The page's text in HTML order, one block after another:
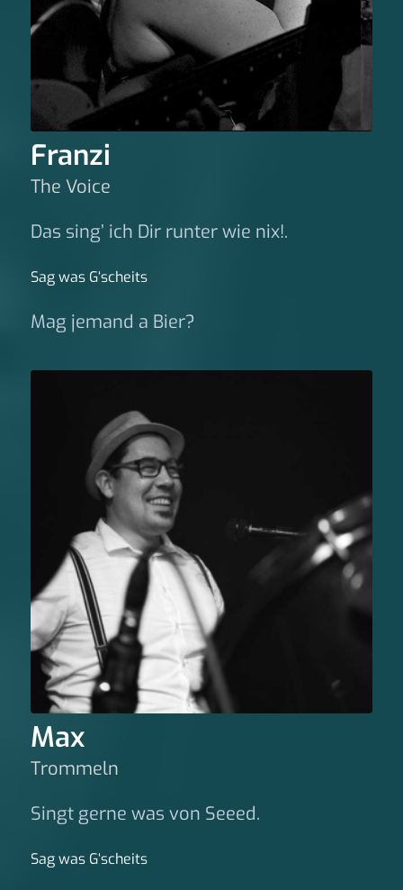
Franzi
The Voice
Das sing’ ich Dir runter wie nix!.
Sag was G‘scheits
Mag jemand a Bier?
Max
Trommeln
Singt gerne was von Seeed.
Sag was G‘scheits